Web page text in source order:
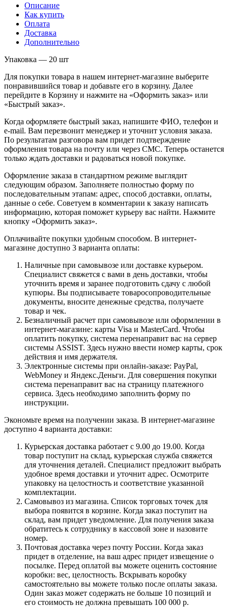
Описание
Как купить
Оплата
Доставка
Дополнительно
Упаковка — 20 шт
Для покупки товара в нашем интернет-магазине выберите
понравившийся товар и добавьте его в корзину. Далее
перейдите в Корзину и нажмите на «Оформить заказ» или
«Быстрый заказ».
Когда оформляете быстрый заказ, напишите ФИО, телефон и
e-mail. Вам перезвонит менеджер и уточнит условия заказа.
По результатам разговора вам придет подтверждение
оформления товара на почту или через СМС. Теперь останется
только ждать доставки и радоваться новой покупке.
Оформление заказа в стандартном режиме выглядит
следующим образом. Заполняете полностью форму по
последовательным этапам: адрес, способ доставки, оплаты,
данные о себе. Советуем в комментарии к заказу написать
информацию, которая поможет курьеру вас найти. Нажмите
кнопку «Оформить заказ».
Оплачивайте покупки удобным способом. В интернет-
магазине доступно 3 варианта оплаты:
Наличные при самовывозе или доставке курьером.
Специалист свяжется с вами в день доставки, чтобы
уточнить время и заранее подготовить сдачу с любой
купюры. Вы подписываете товаросопроводительные
документы, вносите денежные средства, получаете
товар и чек.
Безналичный расчет при самовывозе или оформлении в
интернет-магазине: карты Visa и MasterCard. Чтобы
оплатить покупку, система перенаправит вас на сервер
системы ASSIST. Здесь нужно ввести номер карты, срок
действия и имя держателя.
Электронные системы при онлайн-заказе: PayPal,
WebMoney и Яндекс.Деньги. Для совершения покупки
система перенаправит вас на страницу платежного
сервиса. Здесь необходимо заполнить форму по
инструкции.
Экономьте время на получении заказа. В интернет-магазине
доступно 4 варианта доставки:
Курьерская доставка работает с 9.00 до 19.00. Когда
товар поступит на склад, курьерская служба свяжется
для уточнения деталей. Специалист предложит выбрать
удобное время доставки и уточнит адрес. Осмотрите
упаковку на целостность и соответствие указанной
комплектации.
Самовывоз из магазина. Список торговых точек для
выбора появится в корзине. Когда заказ поступит на
склад, вам придет уведомление. Для получения заказа
обратитесь к сотруднику в кассовой зоне и назовите
номер.
Почтовая доставка через почту России. Когда заказ
придет в отделение, на ваш адрес придет извещение о
посылке. Перед оплатой вы можете оценить состояние
коробки: вес, целостность. Вскрывать коробку
самостоятельно вы можете только после оплаты заказа.
Один заказ может содержать не больше 10 позиций и
его стоимость не должна превышать 100 000 р.